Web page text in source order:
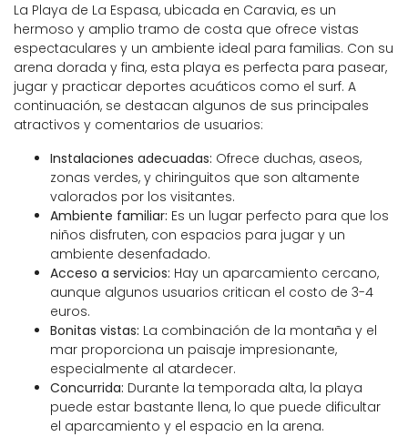
La Playa de La Espasa, ubicada en Caravia, es un
hermoso y amplio tramo de costa que ofrece vistas
espectaculares y un ambiente ideal para familias. Con su
arena dorada y fina, esta playa es perfecta para pasear,
jugar y practicar deportes acuáticos como el surf. A
continuación, se destacan algunos de sus principales
atractivos y comentarios de usuarios:
Instalaciones adecuadas: Ofrece duchas, aseos,
zonas verdes, y chiringuitos que son altamente
valorados por los visitantes.
Ambiente familiar: Es un lugar perfecto para que los
niños disfruten, con espacios para jugar y un
ambiente desenfadado.
Acceso a servicios: Hay un aparcamiento cercano,
aunque algunos usuarios critican el costo de 3-4
euros.
Bonitas vistas: La combinación de la montaña y el
mar proporciona un paisaje impresionante,
especialmente al atardecer.
Concurrida: Durante la temporada alta, la playa
puede estar bastante llena, lo que puede dificultar
el aparcamiento y el espacio en la arena.